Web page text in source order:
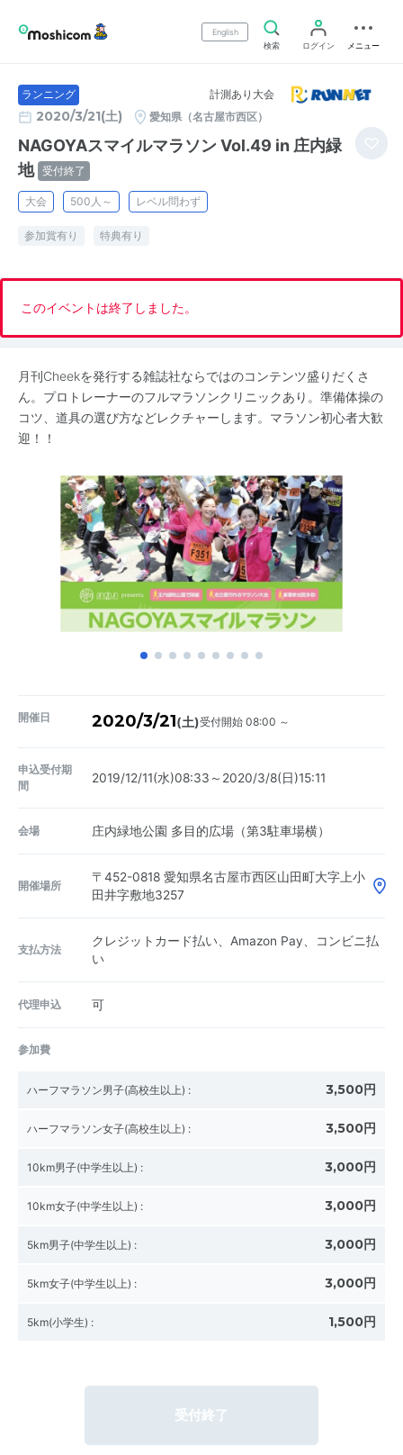
English
検索
ログイン メニュー
ランニング 計測あり大会
2020/3/21(土) 愛知県（名古屋市西区）
NAGOYAスマイルマラソン Vol.49 in 庄内緑
地 受付終了
大会 500人～ レベル問わず
参加賞有り 特典有り
このイベントは終了しました。
月刊Cheekを発行する雑誌社ならではのコンテンツ盛りだくさ
ん。プロトレーナーのフルマラソンクリニックあり。準備体操の
コツ、道具の選び方などレクチャーします。マラソン初心者大歓
迎！！
開催日 2020/3/21(土)受付開始 08:00 ～
申込受付期
間
2019/12/11(水)08:33～2020/3/8(日)15:11
会場 庄内緑地公園 多目的広場（第3駐車場横）
開催場所
〒452-0818 愛知県名古屋市西区山田町大字上小
田井字敷地3257
支払方法
クレジットカード払い、Amazon Pay、コンビニ払
い
代理申込 可
参加費
ハーフマラソン男子(高校生以上) : 3,500円
ハーフマラソン女子(高校生以上) : 3,500円
10km男子(中学生以上) : 3,000円
10km女子(中学生以上) : 3,000円
5km男子(中学生以上) : 3,000円
5km女子(中学生以上) : 3,000円
5km(小学生) : 1,500円
受付終了